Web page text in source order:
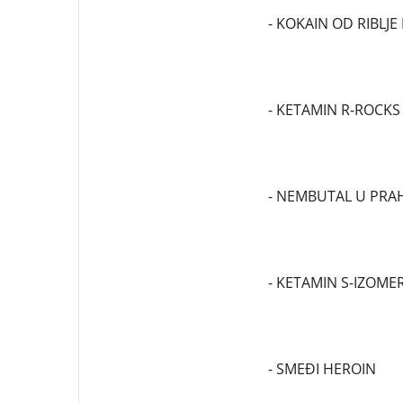
- KOKAIN OD RIBLJE
- KETAMIN R-ROCKS
- NEMBUTAL U
- KETAMIN S-
- SMEĐI HEROIN